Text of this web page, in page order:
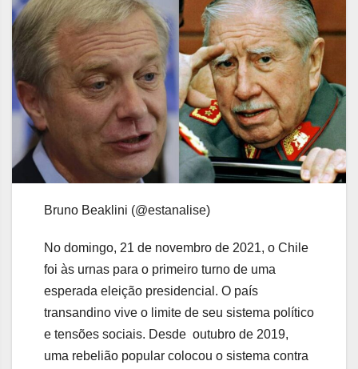
Bruno Beaklini (@estanalise)
No domingo, 21 de novembro de 2021, o Chile
foi às urnas para o primeiro turno de uma
esperada eleição presidencial. O país
transandino vive o limite de seu sistema político
e tensões sociais. Desde outubro de 2019,
uma rebelião popular colocou o sistema contra